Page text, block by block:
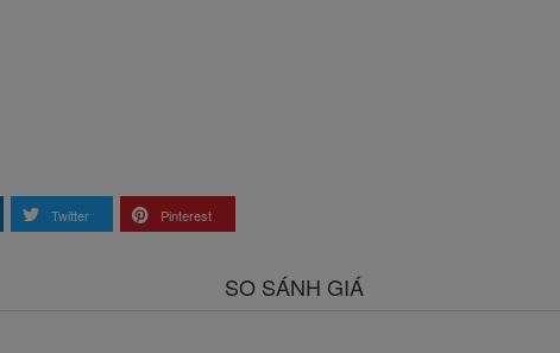
Twitter Pinterest
SO SÁNH GIÁ